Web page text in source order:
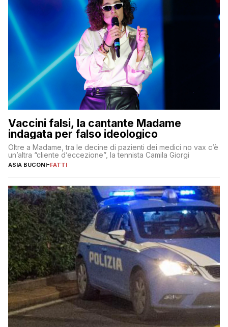
Vaccini falsi, la cantante Madame
indagata per falso ideologico
Oltre a Madame, tra le decine di pazienti dei medici no vax c’è
un’altra “cliente d’eccezione”, la tennista Camila Giorgi
ASIA BUCONI-FATTI